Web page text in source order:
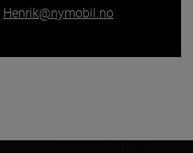
Henrik@nymobil.no